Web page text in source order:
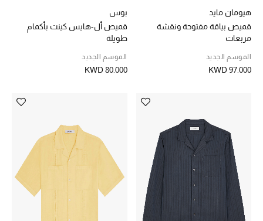
هيومان مايد
قميص بياقة مفتوحة ونقشة
مربعات
الموسم الجديد
KWD 97.000
بوس
قميص أل-هايس كينت بأكمام
طويلة
الموسم الجديد
KWD 80.000